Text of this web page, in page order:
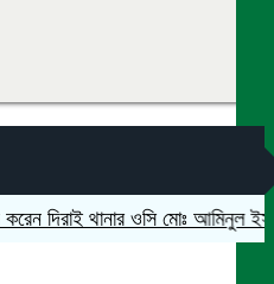
থানার ওসি মোঃ আমিনুল ইসলাম